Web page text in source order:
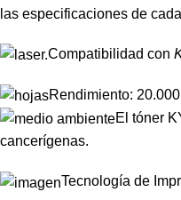
las especificaciones de
Compatibilidad con
Rendimiento:
El tóner
cancerígenas.
Tecnología de